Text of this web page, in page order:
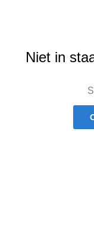
Niet in